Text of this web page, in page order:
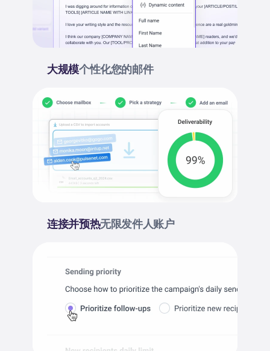
大规模个性化您的邮件
连接并预热无限发件人账户